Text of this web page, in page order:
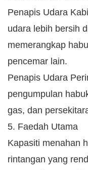
Penapis Udara
udara lebih bersih
memerangkap
pencemar lain.
Penapis Udara
pengumpulan
gas, dan
5. Faedah Utama
Kapasiti menahan
rintangan yang